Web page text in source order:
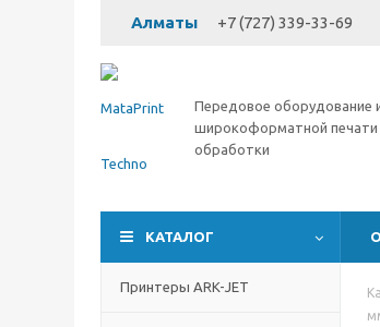
Алматы +7 (727) 339-33-69
Передовое оборудование
широкоформатной печати
обработки
КАТАЛОГ
Принтеры ARK-JET